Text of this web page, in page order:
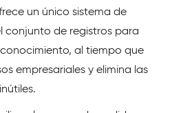
un único sistema de
conjunto de registros para
al tiempo que
empresariales y elimina las